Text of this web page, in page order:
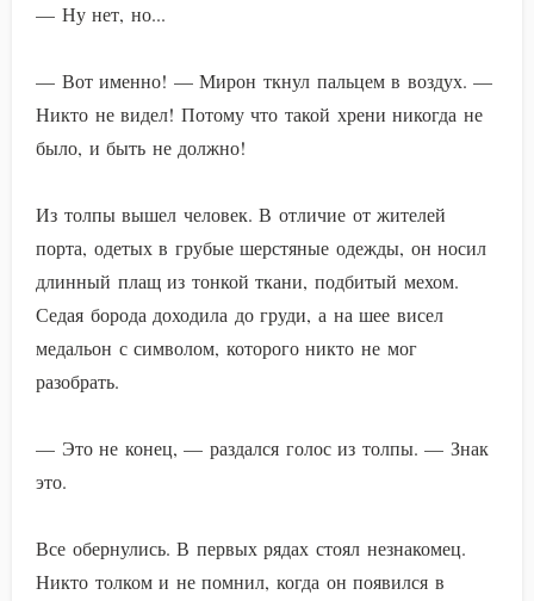
— Ну нет, но...
— Вот именно! — Мирон ткнул пальцем в воздух. —
Никто не видел! Потому что такой хрени никогда не
было, и быть не должно!
Из толпы вышел человек. В отличие от жителей
порта, одетых в грубые шерстяные одежды, он носил
длинный плащ из тонкой ткани, подбитый мехом.
Седая борода доходила до груди, а на шее висел
медальон с символом, которого никто не мог
разобрать.
— Это не конец, — раздался голос из толпы. — Знак
это.
Все обернулись. В первых рядах стоял незнакомец.
Никто толком и не помнил, когда он появился в